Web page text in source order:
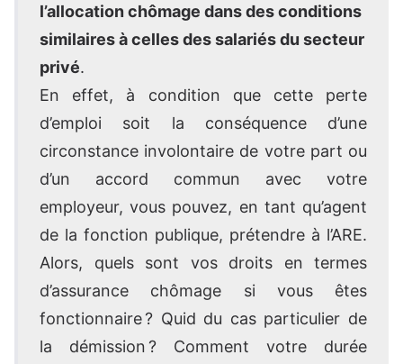
l’allocation chômage dans des conditions
similaires à celles des salariés du secteur
privé.
En effet, à condition que cette perte
d’emploi soit la conséquence d’une
circonstance involontaire de votre part ou
d’un accord commun avec votre
employeur, vous pouvez, en tant qu’agent
de la fonction publique, prétendre à l’ARE.
Alors, quels sont vos droits en termes
d’assurance chômage si vous êtes
fonctionnaire ? Quid du cas particulier de
la démission ? Comment votre durée